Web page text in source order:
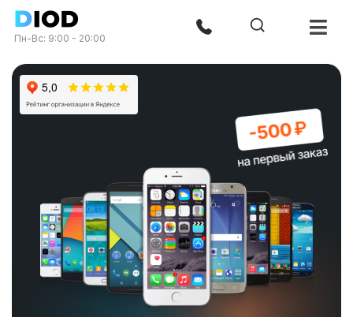
Пн-Вс: 9:00 - 20:00